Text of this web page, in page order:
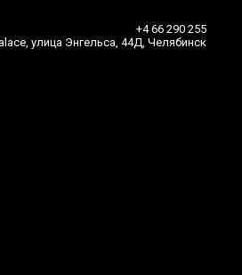
+4 66 290 255
улица Энгельса, 44Д, Челябинск